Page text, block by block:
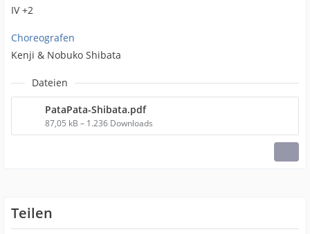
IV +2
Choreografen
Kenji & Nobuko Shibata
Dateien
PataPata-Shibata.pdf
87,05 kB – 1.236 Downloads
Teilen